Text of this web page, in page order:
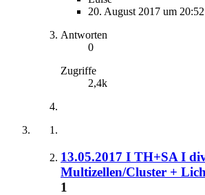
20. August 2017 um 20:52
Antworten
0
Zugriffe
2,4k
13.05.2017 I TH+SA I
Multizellen/Cluster +
1